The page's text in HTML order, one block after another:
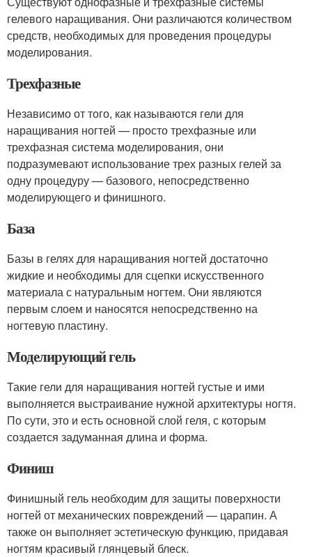
гелевого наращивания. Они различаются количеством
средств, необходимых для проведения процедуры
моделирования.
Трехфазные
Независимо от того, как называются гели для
наращивания ногтей — просто трехфазные или
трехфазная система моделирования, они
подразумевают использование трех разных гелей за
одну процедуру — базового, непосредственно
моделирующего и финишного.
База
Базы в гелях для наращивания ногтей достаточно
жидкие и необходимы для сцепки искусственного
материала с натуральным ногтем. Они являются
первым слоем и наносятся непосредственно на
ногтевую пластину.
Моделирующий гель
Такие гели для наращивания ногтей густые и ими
выполняется выстраивание нужной архитектуры ногтя.
По сути, это и есть основной слой геля, с которым
создается задуманная длина и форма.
Финиш
Финишный гель необходим для защиты поверхности
ногтей от механических повреждений — царапин. А
также он выполняет эстетическую функцию, придавая
ногтям красивый глянцевый блеск.